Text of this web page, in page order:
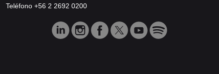
Teléfono +56 2 2692 0200